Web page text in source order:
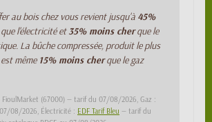
au bois chez vous revient jusqu'à 45%
l'électricité et35% moins cherque le
La bûche compressée, produit le plus
même 15% moins cherque le gaz
FioulMarket (67000) — tarif du 07/08/2026, Gaz :
08/2026, Électricité : EDF Tarif Bleu — tarif du